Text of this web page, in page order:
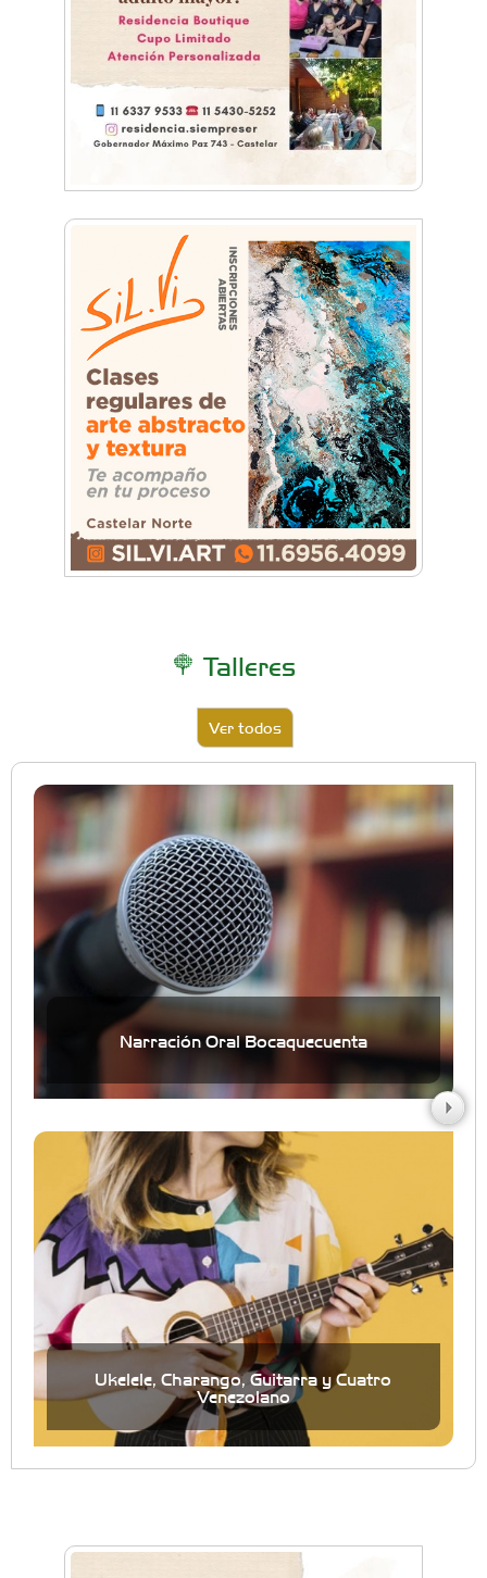
Talleres
Ver todos
Narración Oral Bocaquecuenta
Ukelele, Charango, Guitarra y Cuatro
Venezolano